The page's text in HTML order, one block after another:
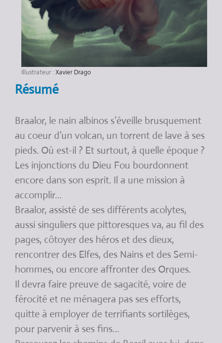
Illustrateur : Xavier Drago
Résumé
Braalor, le nain albinos s’éveille brusquement
au coeur d’un volcan, un torrent de lave à ses
pieds. Où est-il ? Et surtout, à quelle époque ?
Les injonctions du Dieu Fou bourdonnent
encore dans son esprit. Il a une mission à
accomplir…
Braalor, assisté de ses différents acolytes,
aussi singuliers que pittoresques va, au fil des
pages, côtoyer des héros et des dieux,
rencontrer des Elfes, des Nains et des Semi-
hommes, ou encore affronter des Orques.
Il devra faire preuve de sagacité, voire de
férocité et ne ménagera pas ses efforts,
quitte à employer de terrifiants sortilèges,
pour parvenir à ses fins…